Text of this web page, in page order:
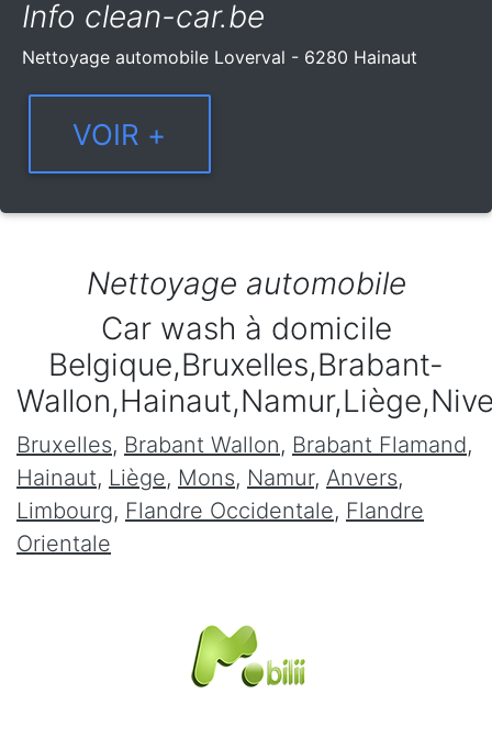
Info clean-car.be
Nettoyage automobile Loverval - 6280 Hainaut
Nettoyage automobile
Car wash à domicile
Belgique,Bruxelles,Brabant-
Bruxelles, Brabant Wallon, Brabant Flamand,
Hainaut, Liège, Mons, Namur, Anvers,
Limbourg, Flandre Occidentale, Flandre
Orientale